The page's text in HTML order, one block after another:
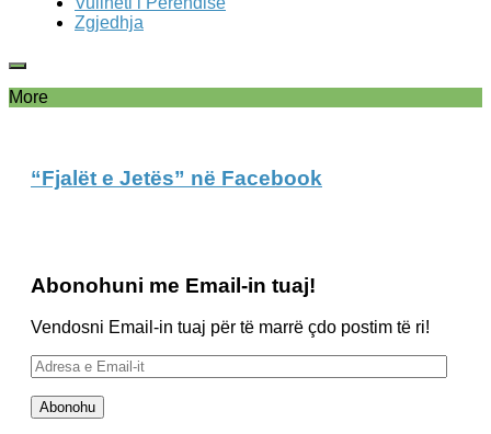
Zgjedhja
More
“Fjalët e Jetës” në Facebook
Abonohuni me Email-in tuaj!
Vendosni Email-in tuaj për të marrë çdo postim të ri!
Adresa
e
Email-
it
Abonohu